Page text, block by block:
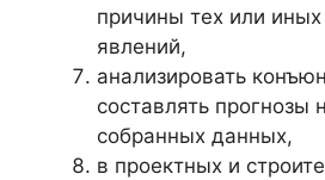
причины тех или иных
явлений,
анализировать
составлять прогнозы
собранных данных,
в проектных и